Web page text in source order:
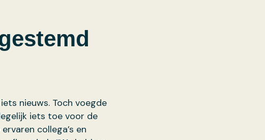
nieuws. Toch voegde
iets toe voor de
collega’s en